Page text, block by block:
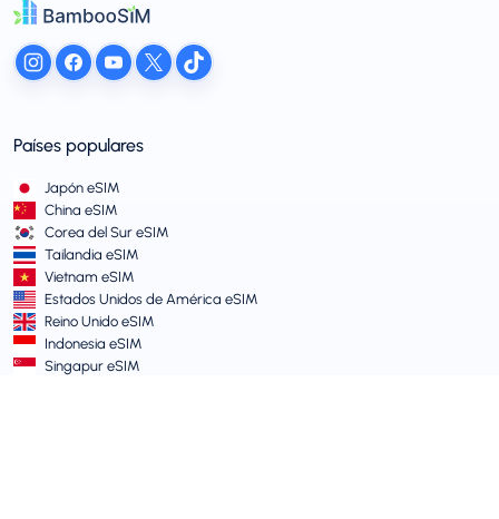
Países populares
Japón eSIM
China eSIM
Corea del Sur eSIM
Tailandia eSIM
Vietnam eSIM
Estados Unidos de América eSIM
Reino Unido eSIM
Indonesia eSIM
Singapur eSIM